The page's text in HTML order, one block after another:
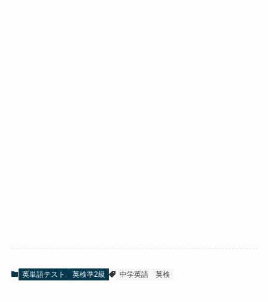
英単語テスト 英検準2級 中学英語 英検